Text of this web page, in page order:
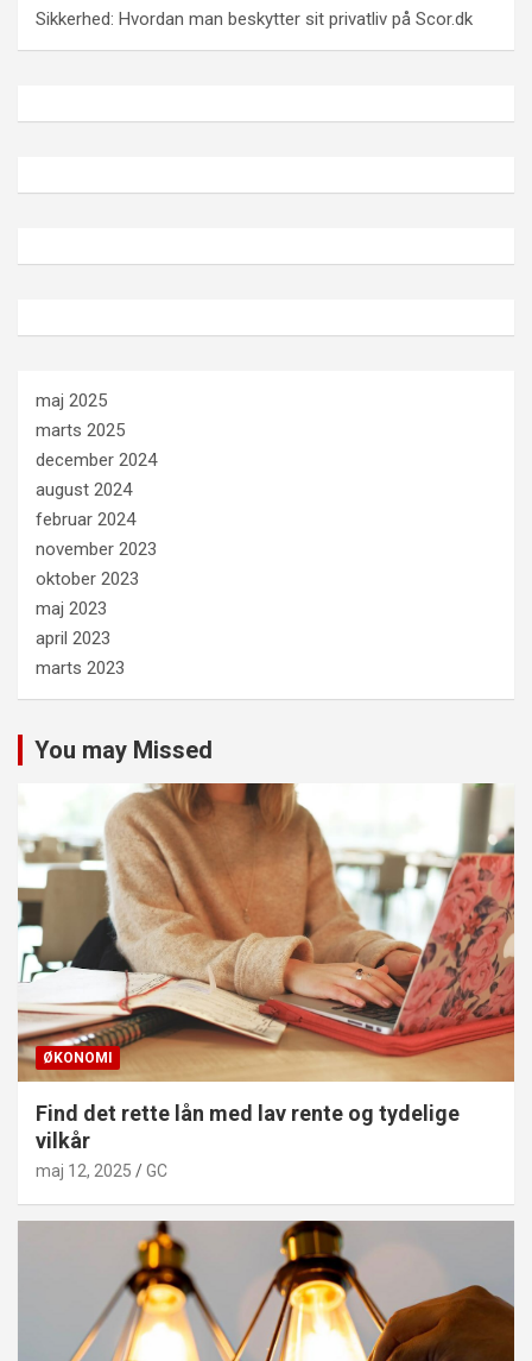
Sikkerhed: Hvordan man beskytter sit privatliv på Scor.dk
maj 2025
marts 2025
december 2024
august 2024
februar 2024
november 2023
oktober 2023
maj 2023
april 2023
marts 2023
You may Missed
ØKONOMI
Find det rette lån med lav rente og tydelige
vilkår
maj 12, 2025 GC